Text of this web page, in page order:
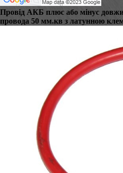
Провід АКБ плюс або мінус
провода 50 мм.кв з латунною